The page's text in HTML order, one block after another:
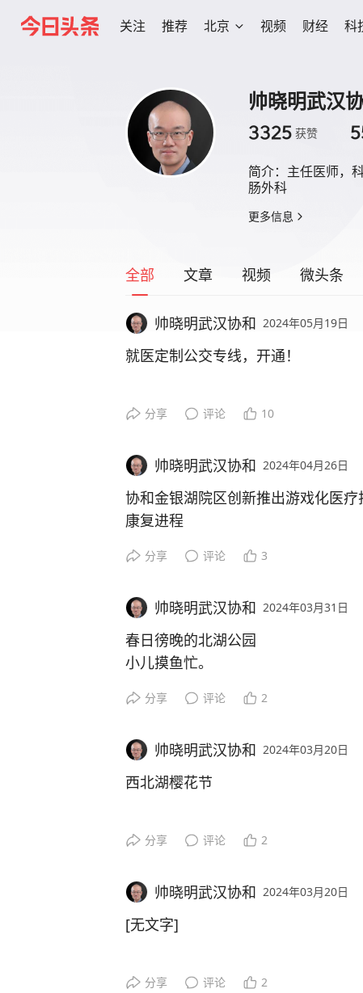
关注 推荐 北京 视频 财经 科
帅晓明武汉
3325 获赞
简介： 主任医师，
肠外科
更多信息
全部 文章 视频 微头条
帅晓明武汉协和 2024年05月19日
就医定制公交专线，开通！
地铁7号线马池站，沿着车流量相对
线路运营时间为每天7:00--19:00时，
一班，共40个单边班次，单边行驶
票价为2元，可采取投币、刷公交卡
分享 评论 10
帅晓明武汉协和 2024年04月26日
协和金银湖院区创新推出游戏化医
康复进程
分享 评论 3
帅晓明武汉协和 2024年03月31日
春日徬晚的北湖公园
小儿摸鱼忙。
分享 评论 2
帅晓明武汉协和 2024年03月20日
西北湖樱花节
分享 评论 2
帅晓明武汉协和 2024年03月20日
[无文字]
分享 评论 2